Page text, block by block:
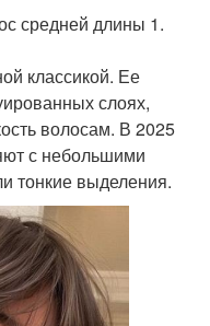
средней длины 1.
классикой. Ее
слоях,
волосам. В 2025
с небольшими
тонкие выделения.